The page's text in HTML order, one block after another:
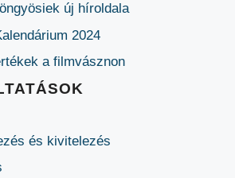
új híroldala
2024
a filmvásznon
és kivitelezés